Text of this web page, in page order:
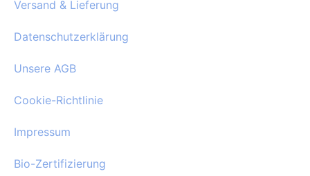
Versand & Lieferung
Datenschutzerklärung
Unsere AGB
Cookie-Richtlinie
Impressum
Bio-Zertifizierung